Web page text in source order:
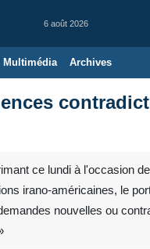
6 août 2026
Multimédia Archives
ce lundi à l'occasion
irano-américaines, le
nouvelles ou